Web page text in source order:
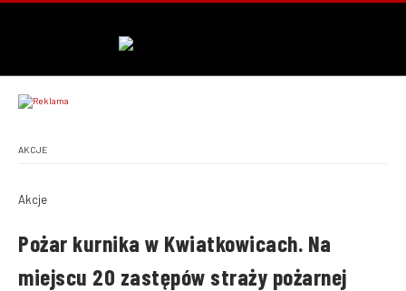
AKCJE
Akcje
Pożar kurnika w Kwiatkowicach. Na
miejscu 20 zastępów straży pożarnej